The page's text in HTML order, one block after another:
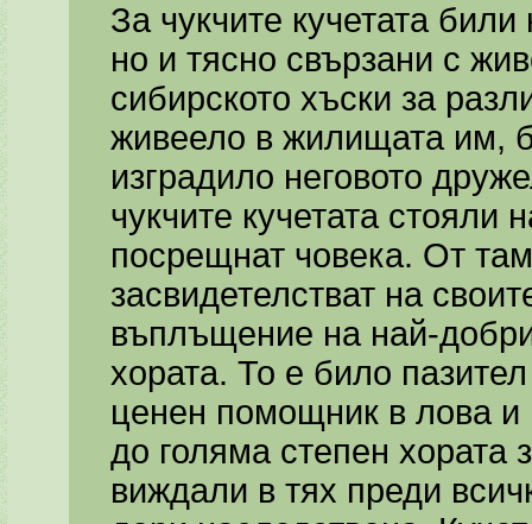
За чукчите кучетата
но и тясно свързани с
сибирското хъски за
живеело в жилищата им,
изградило неговото
чукчите кучетата стояли
посрещнат човека. От
засвидетелстват на
въплъщение на най-
хората. То е било
ценен помощник в лова и
до голяма степен хората
виждали в тях преди